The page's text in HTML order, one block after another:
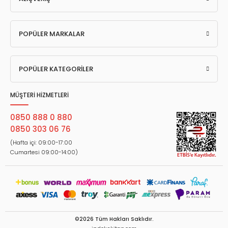
POPÜLER MARKALAR
POPÜLER KATEGORİLER
MÜŞTERİ HİZMETLERİ
0850 888 0 880
0850 303 06 76
(Hafta içi: 09:00-17:00
Cumartesi 09:00-14:00)
©2026 Tüm Hakları Saklıdır.